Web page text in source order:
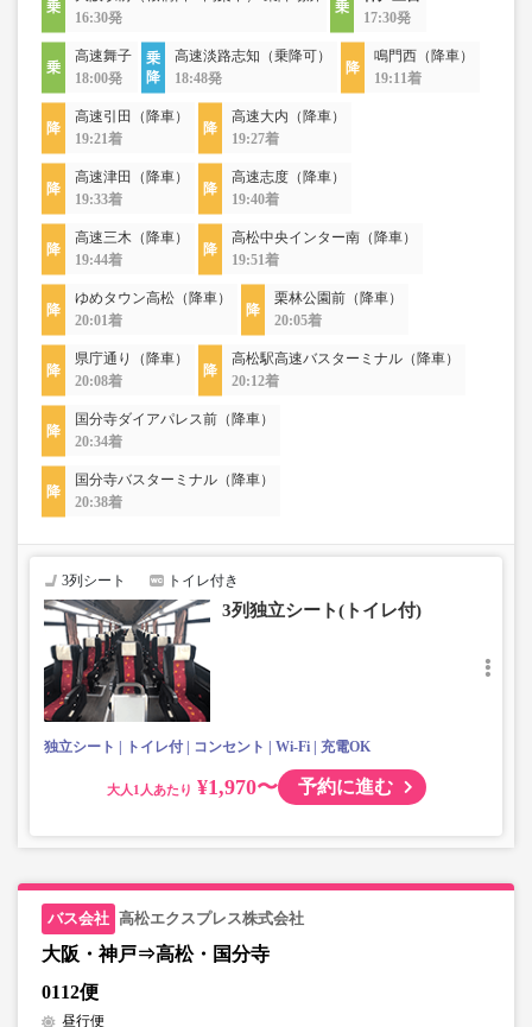
16:30発
17:30発
高速舞子
18:00発
高速淡路志知（乗降可）
18:48発
鳴門西（降車）
19:11着
高速引田（降車）
19:21着
高速大内（降車）
19:27着
高速津田（降車）
19:33着
高速志度（降車）
19:40着
高速三木（降車）
19:44着
高松中央インター南（降車）
19:51着
ゆめタウン高松（降車）
20:01着
栗林公園前（降車）
20:05着
県庁通り（降車）
20:08着
高松駅高速バスターミナル（降車）
20:12着
国分寺ダイアパレス前（降車）
20:34着
国分寺バスターミナル（降車）
20:38着
3列シート トイレ付き
3列独立シート(トイレ付)
独立シート トイレ付 コンセント Wi-Fi 充電OK
大人 ¥1,970〜 予約に進む
高松エクスプレス株式会社
大阪・神戸⇒高松・国分寺
0112便
昼行便